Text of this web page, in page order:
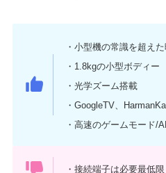
・小型機の常識を超え
・1.8kgの小型ボディー
・光学ズーム搭載
・GoogleTV、
・高速のゲームモード/
・接続端子は必要最低限